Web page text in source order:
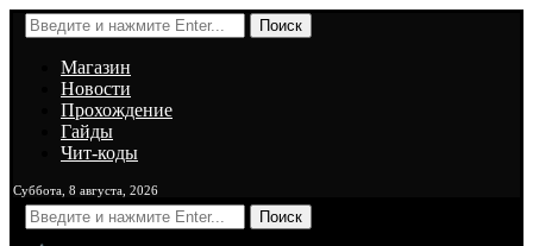
Поиск
Магазин
Новости
Прохождение
Гайды
Чит-коды
Суббота, 8 августа, 2026
Поиск